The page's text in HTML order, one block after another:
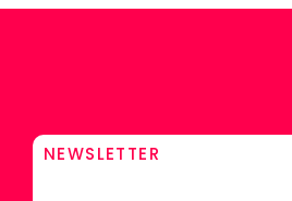
NEWSLETTER